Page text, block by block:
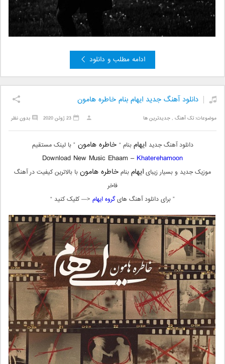
ادامه مطلب و دانلود
دانلود آهنگ جدید ایهام بنام خاطره هامون
موضوعات:تک آهنگ ,جدیدترین ها بدون نظر 23 ژوئن 2020
دانلود آهنگ جدید ایهامبنام “ خاطره هامون” با لینک مستقیم
Download New Music Ehaam – Khaterehamoon
موزیک جدید و بسیار زیبایایهامبنامخاطره هامونبا بالاترین کیفیت در آهنگ
فاخر
” برای دانلود آهنگ هایگروه ایهام <— کلیک کنید “